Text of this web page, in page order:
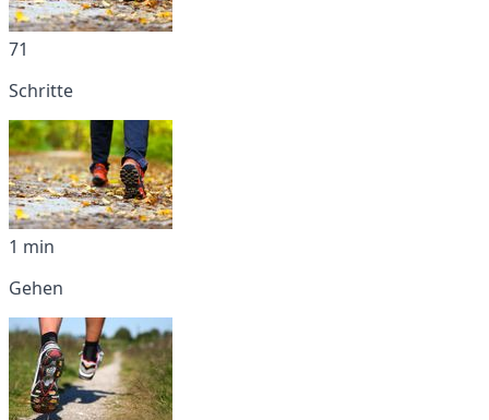
71
Schritte
1 min
Gehen